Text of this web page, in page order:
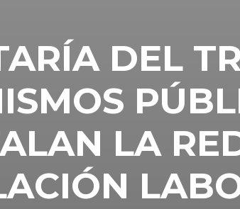
DEL
LA